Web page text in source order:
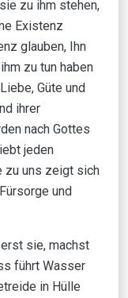
zu ihm stehen,
Existenz
glauben, Ihn
zu tun haben
Güte und
ihrer
nach Gottes
jeden
zu uns zeigt sich
und
sie, machst
führt Wasser
in Hülle